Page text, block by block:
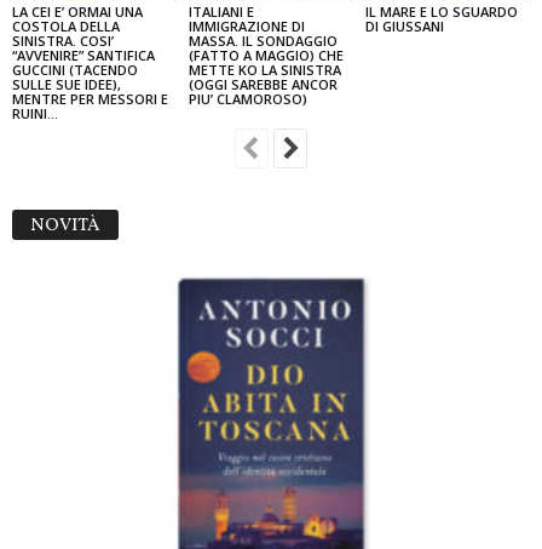
LA CEI E’ ORMAI UNA
COSTOLA DELLA
SINISTRA. COSI’
“AVVENIRE” SANTIFICA
GUCCINI (TACENDO
SULLE SUE IDEE),
MENTRE PER MESSORI E
RUINI…
ITALIANI E
IMMIGRAZIONE DI
MASSA. IL SONDAGGIO
(FATTO A MAGGIO) CHE
METTE KO LA SINISTRA
(OGGI SAREBBE ANCOR
PIU’ CLAMOROSO)
IL MARE E LO SGUARDO
DI GIUSSANI
NOVITÀ